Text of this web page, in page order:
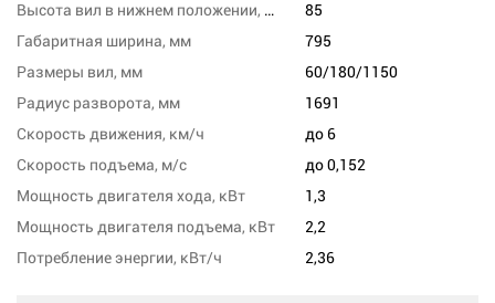
Высота вил в нижнем положении, мм
85
Габаритная ширина, мм
795
Размеры вил, мм
60/180/1150
Радиус разворота, мм
1691
Скорость движения, км/ч
до 6
Скорость подъема, м/с
до 0,152
Мощность двигателя хода, кВт
1,3
Мощность двигателя подъема, кВт
2,2
Потребление энергии, кВт/ч
2,36